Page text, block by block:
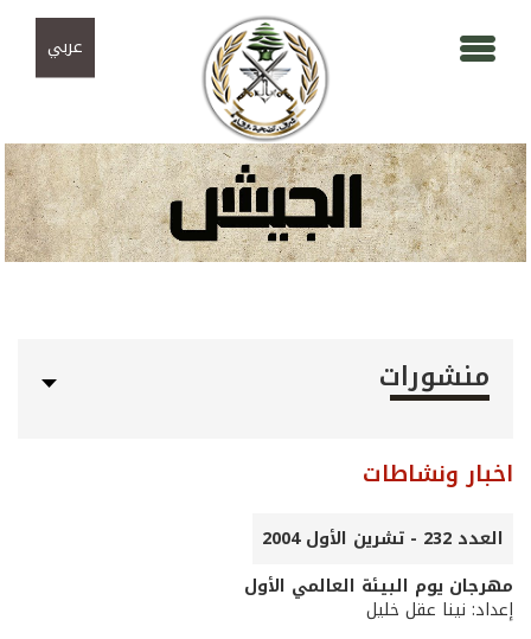
عربي
منشورات
اخبار ونشاطات
العدد 232 - تشرين الأول 2004
مهرجان يوم البيئة العالمي الأول
إعداد: نينا عقل خليل